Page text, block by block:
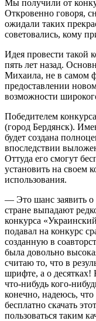
Мы получили от
Откровенно говоря,
ожидали таких
советовались, кому
Идея провести такой
пять лет назад.
Михаила, не в самом
предоставлении
возможности
Победителем
(город Бердянск).
будет создана
впоследствии
Оттуда его смогут
установить на своем
использования.
— Это шанс заявить о
стране выпадают
конкурса
подавал на конкурс
созданную в
была довольно
считаю то, что в
шрифте, а о десятках!
что-нибудь кого-
конечно, надеюсь,
бесплатно скачать
пользоваться таким